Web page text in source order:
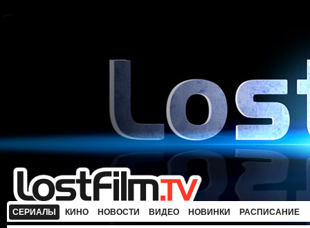
СЕРИАЛЫ КИНО НОВОСТИ ВИДЕО НОВИНКИ РАСПИСАНИЕ